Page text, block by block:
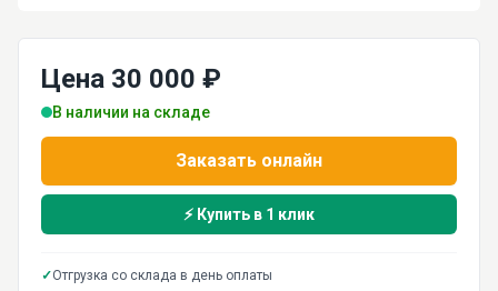
Цена 30 000 ₽
В наличии на складе
Заказать онлайн
⚡ Купить в 1 клик
✓Отгрузка со склада в день оплаты